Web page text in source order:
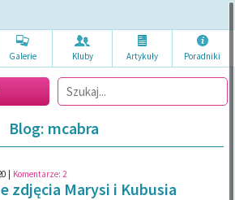
Galerie Kluby Artykuły Poradniki
Blog: mcabra
Komentarze: 2
zdjęcia Marysi i Kubusia